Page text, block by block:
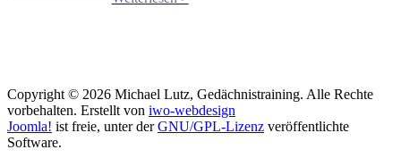
Copyright © 2026 Michael Lutz, Gedächnistraining. Alle Rechte
vorbehalten. Erstellt von iwo-webdesign
Joomla! ist freie, unter derGNU/GPL-Lizenz veröffentlichte
Software.